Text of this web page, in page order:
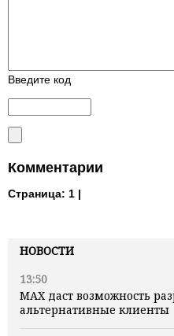
НОВОСТИ
13:50
MAX даст возможность
альтернативные клиенты
Введите код
Комментарии
Страница: 1 |